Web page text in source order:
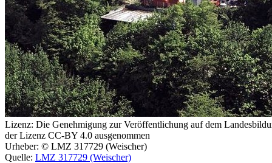
Lizenz: Die Genehmigung zur Veröffentlichung auf dem
der Lizenz CC-BY 4.0 ausgenommen
Urheber: © LMZ 317729 (Weischer)
Quelle: LMZ 317729 (Weischer)